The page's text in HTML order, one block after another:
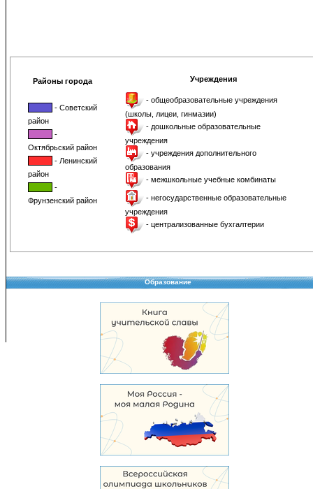
Районы города
- Советский
район
-
Октябрьский район
- Ленинский
район
-
Фрунзенский район
Учреждения
- общеобразовательные учреждения
(школы, лицеи, гинмазии)
- дошкольные образовательные
учреждения
- учреждения дополнительного
образования
- межшкольные учебные комбинаты
- негосударственные образовательные
учреждения
- централизованные бухгалтерии
Образование
Copyright © 2008-2026 Управление образования
Перепечатка и использование материалов возможны только с разрешения
образования.
103,947,926 уникальных посетителей